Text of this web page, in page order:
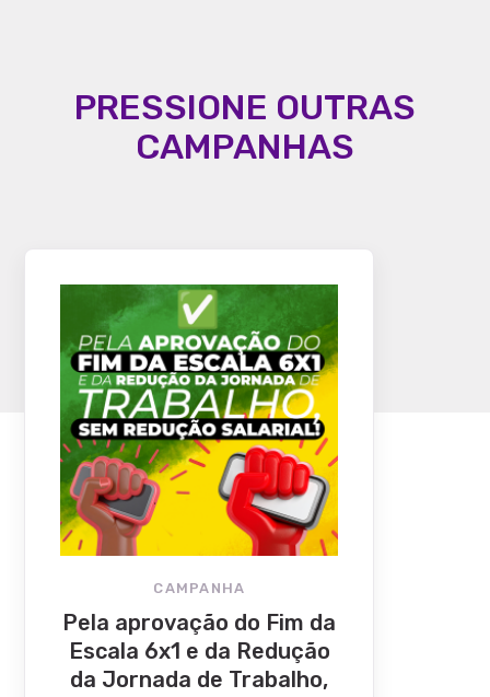
PRESSIONE OUTRAS
CAMPANHAS
CAMPANHA
Pela aprovação do Fim da
Escala 6x1 e da Redução
da Jornada de Trabalho,